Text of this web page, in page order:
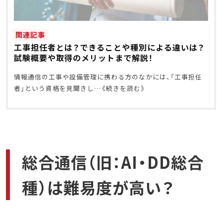
関連記事
工事担任者とは？できることや種別による違いは？
試験概要や取得のメリットまで解説！
情報通信の工事や設備管理に携わる方のなかには、「工事担任
者」という資格を見聞きし
総合通信（旧：AI・DD総合
種）は難易度が高い？